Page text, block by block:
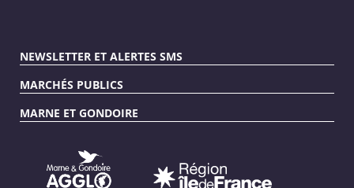
NEWSLETTER ET ALERTES SMS
MARCHÉS PUBLICS
MARNE ET GONDOIRE